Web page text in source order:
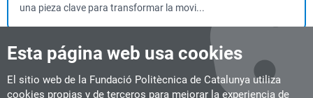
Esta página web usa cookies
El sitio web de la Fundació Politècnica de Catalunya utiliza
cookies propias y de terceros para mejorar la experiencia de
una pieza clave para transformar la movi...
RISC-V: de la Teoría a la Industria
Microcredencial 3 ECTS Semipresencial
Barcelona
#Ciberseguridad